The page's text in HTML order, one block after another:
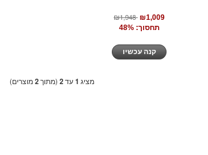
₪1,948 ₪1,009
תחסוך: 48%
קנה עכשיו
מציג 1עד2(מתוך2מוצרים)